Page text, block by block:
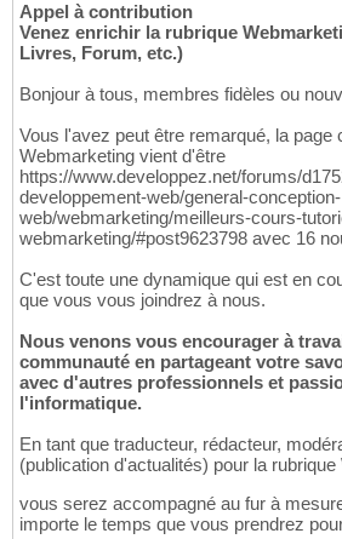
Appel à contribution
Venez enrichir la rubrique
Livres, Forum, etc.)
Bonjour à tous, membres fidèles ou
Vous l'avez peut être remarqué, la page
Webmarketing vient d'être
https://www.developpez.net/forums/
developpement-web/general-conception-
web/webmarketing/meilleurs-cours-
webmarketing/#post9623798 avec 16
C'est toute une dynamique qui est en
que vous vous joindrez à nous.
Nous venons vous encourager à
communauté en partageant votre
avec d'autres professionnels et
l'informatique.
En tant que traducteur, rédacteur,
(publication d'actualités) pour la
vous serez accompagné au fur à
importe le temps que vous prendrez